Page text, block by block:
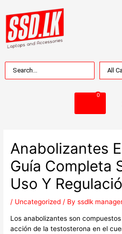
0
Anabolizantes
Guía Completa
Uso Y
/ Uncategorized / Byssdlk
Los anabolizantes son
acción de la testosterona en el